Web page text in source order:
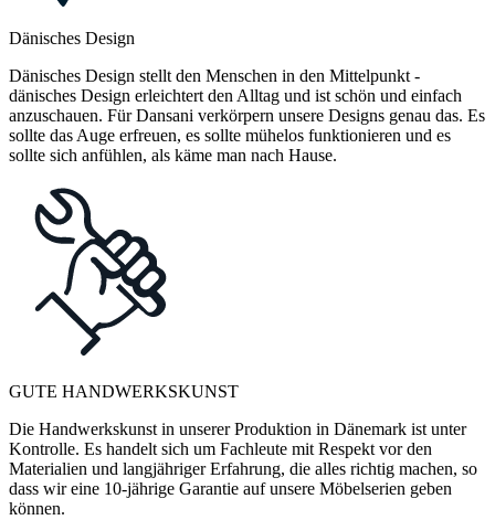
Dänisches Design
Dänisches Design stellt den Menschen in den Mittelpunkt -
dänisches Design erleichtert den Alltag und ist schön und einfach
anzuschauen. Für Dansani verkörpern unsere Designs genau das. Es
sollte das Auge erfreuen, es sollte mühelos funktionieren und es
sollte sich anfühlen, als käme man nach Hause.
GUTE HANDWERKSKUNST
Die Handwerkskunst in unserer Produktion in Dänemark ist unter
Kontrolle. Es handelt sich um Fachleute mit Respekt vor den
Materialien und langjähriger Erfahrung, die alles richtig machen, so
dass wir eine 10-jährige Garantie auf unsere Möbelserien geben
können.